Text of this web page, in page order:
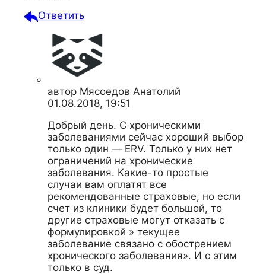
Ответить
автор Мясоедов Анатолий
01.08.2018, 19:51
Добрый день. С хроническими
заболеваниями сейчас хороший выбор
только один — ERV. Только у них нет
ограничений на хронические
заболевания. Какие-то простые
случаи вам оплатят все
рекомендованные страховые, но если
счет из клиники будет большой, то
другие страховые могут отказать с
формулировкой » текущее
заболевание связано с обострением
хронического заболевания». И с этим
только в суд.